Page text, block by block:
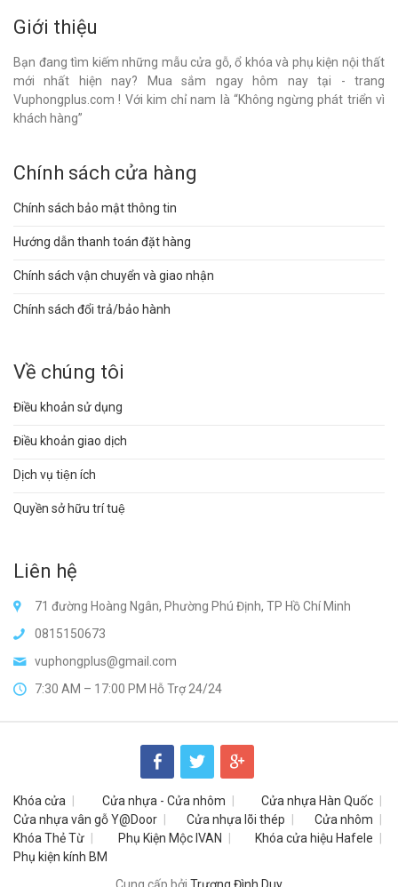
Giới thiệu
Bạn đang tìm kiếm những mẫu cửa gỗ, ổ khóa và phụ kiện nội thất
mới nhất hiện nay? Mua sắm ngay hôm nay tại - trang
Vuphongplus.com ! Với kim chỉ nam là “Không ngừng phát triển vì
khách hàng”
Chính sách cửa hàng
Chính sách bảo mật thông tin
Hướng dẫn thanh toán đặt hàng
Chính sách vận chuyển và giao nhận
Chính sách đổi trả/bảo hành
Về chúng tôi
Điều khoản sử dụng
Điều khoản giao dịch
Dịch vụ tiện ích
Quyền sở hữu trí tuệ
Liên hệ
71 đường Hoàng Ngân, Phường Phú Định, TP Hồ Chí Minh
0815150673
vuphongplus@gmail.com
7:30 AM – 17:00 PM Hỗ Trợ 24/24
Khóa cửa Cửa nhựa - Cửa nhôm
Cửa nhựa Hàn Quốc
Cửa nhựa vân gỗ Y@Door
Cửa nhựa lõi thép
Cửa nhôm
Khóa Thẻ Từ
Phụ Kiện Mộc IVAN
Khóa cửa hiệu Hafele
Phụ kiện kính BM